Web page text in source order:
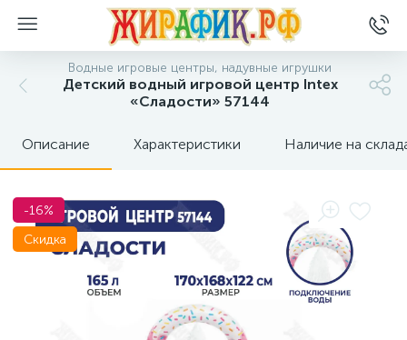
Водные игровые центры, надувные игрушки
Детский водный игровой центр Intex
«Сладости» 57144
Описание Характеристики Наличие на
-16%
Скидка